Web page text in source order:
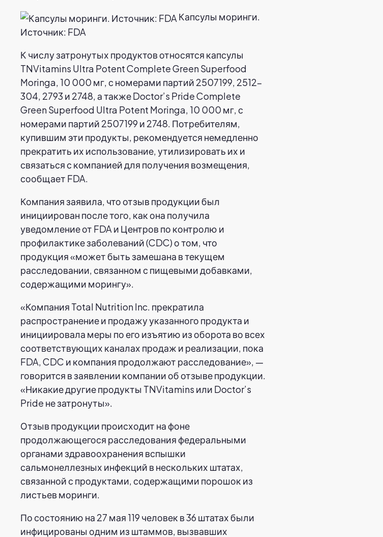
Капсулы моринги.
Источник: FDA
К числу затронутых продуктов относятся капсулы
TNVitamins Ultra Potent Complete Green Superfood
Moringa, 10 000 мг, с номерами партий 2507199, 2512-
304, 2793 и 2748, а также Doctor’s Pride Complete
Green Superfood Ultra Potent Moringa, 10 000 мг, с
номерами партий 2507199 и 2748. Потребителям,
купившим эти продукты, рекомендуется немедленно
прекратить их использование, утилизировать их и
связаться с компанией для получения возмещения,
сообщает FDA.
Компания заявила, что отзыв продукции был
инициирован после того, как она получила
уведомление от FDA и Центров по контролю и
профилактике заболеваний (CDC) о том, что
продукция «может быть замешана в текущем
расследовании, связанном с пищевыми добавками,
содержащими морингу».
«Компания Total Nutrition Inc. прекратила
распространение и продажу указанного продукта и
инициировала меры по его изъятию из оборота во всех
соответствующих каналах продаж и реализации, пока
FDA, CDC и компания продолжают расследование», —
говорится в заявлении компании об отзыве продукции.
«Никакие другие продукты TNVitamins или Doctor’s
Pride не затронуты».
Отзыв продукции происходит на фоне
продолжающегося расследования федеральными
органами здравоохранения вспышки
сальмонеллезных инфекций в нескольких штатах,
связанной с продуктами, содержащими порошок из
листьев моринги.
По состоянию на 27 мая 119 человек в 36 штатах были
инфицированы одним из штаммов, вызвавших